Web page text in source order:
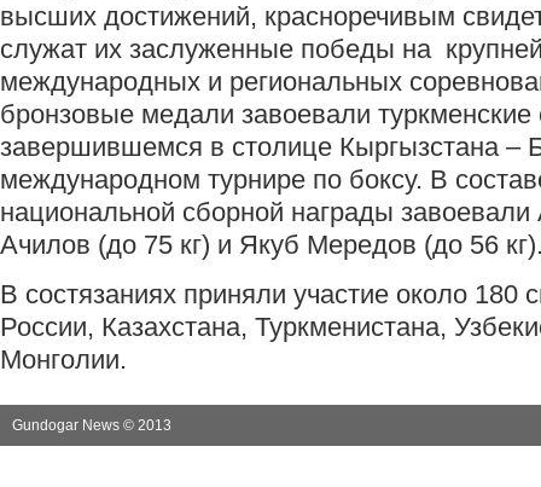
высших достижений, красноречивым
служат их заслуженные победы на
международных и региональных
бронзовые медали завоевали
завершившемся в столице Кыргызстана –
международном турнире по боксу. В
национальной сборной награды завоевали
Ачилов (до 75 кг) и Якуб Мередов (до 56
В состязаниях приняли участие около 180
России, Казахстана, Туркменистана,
Монголии.
Gundogar News © 2013